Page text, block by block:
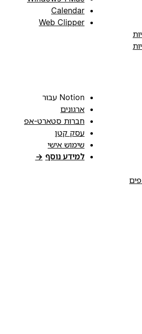
Calendar
Web Clipper
Notion עבור
ארגונים
חברות סטארט-אפ
עסק קטן
שימוש אישי
למידע נוסף →